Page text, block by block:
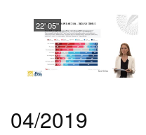
22' 05''
04/2019